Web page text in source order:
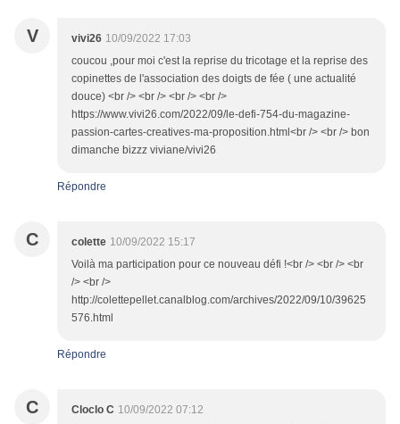
V vivi26 10/09/2022 17:03
coucou ,pour moi c'est la reprise du tricotage et la reprise des
copinettes de l'association des doigts de fée ( une actualité
douce) <br /> <br /> <br /> <br />
https://www.vivi26.com/2022/09/le-defi-754-du-magazine-
passion-cartes-creatives-ma-proposition.html<br /> <br /> bon
dimanche bizzz viviane/vivi26
Répondre
C colette 10/09/2022 15:17
Voilà ma participation pour ce nouveau défi !<br /> <br /> <br
/> <br />
http://colettepellet.canalblog.com/archives/2022/09/10/39625
576.html
Répondre
C Cloclo C 10/09/2022 07:12